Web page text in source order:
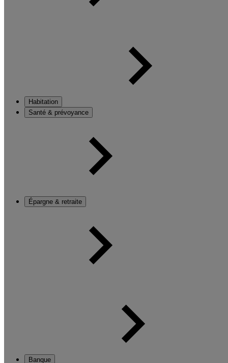
Habitation
Santé & prévoyance
Épargne & retraite
Banque